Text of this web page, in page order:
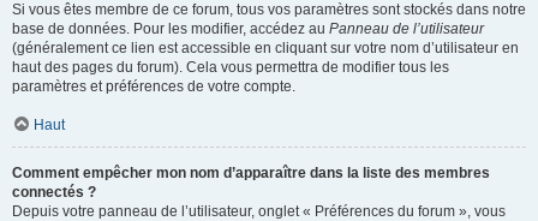
Si vous êtes membre de ce forum, tous vos paramètres sont stockés dans notre
base de données. Pour les modifier, accédez au Panneau de l’utilisateur
(généralement ce lien est accessible en cliquant sur votre nom d’utilisateur en
haut des pages du forum). Cela vous permettra de modifier tous les
paramètres et préférences de votre compte.
Haut
Comment empêcher mon nom d’apparaître dans la liste des membres
connectés ?
Depuis votre panneau de l’utilisateur, onglet « Préférences du forum », vous